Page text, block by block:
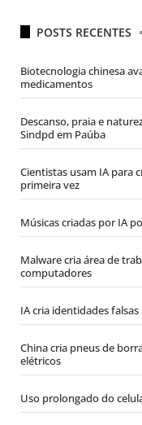
POSTS RECENTES
Biotecnologia chinesa
medicamentos
Descanso, praia e
Sindpd em Paúba
Cientistas usam IA para
primeira vez
Músicas criadas por IA
Malware cria área de
computadores
IA cria identidades
China cria pneus de
elétricos
Uso prolongado do